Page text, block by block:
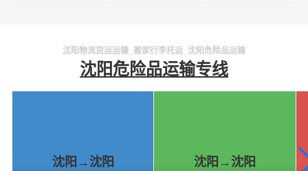
沈阳物流货运运输_搬家行李托运_沈阳危险品运输
沈阳危险品运输专线
沈阳→沈阳 沈阳→沈阳